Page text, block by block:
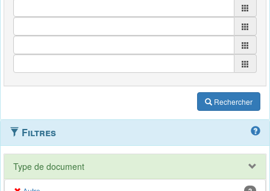
Rechercher
Filtres
Type de document